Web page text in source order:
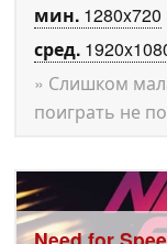
мин. 1280x720
сред.
» Слишком
поиграть не
Need for